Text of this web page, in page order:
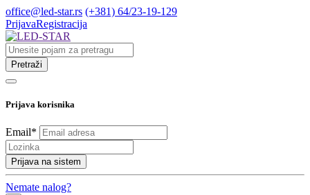
office@led-star.rs (+381) 64/23-19-129
PrijavaRegistracija
Pretraži
Prijava korisnika
Email*
Prijava na sistem
Nemate nalog?